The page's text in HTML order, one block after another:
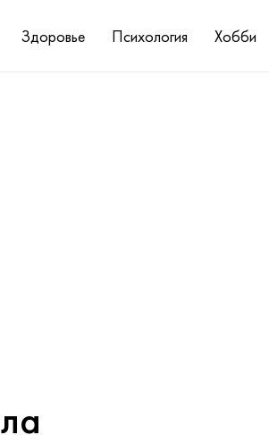
Здоровье Психология Хобби